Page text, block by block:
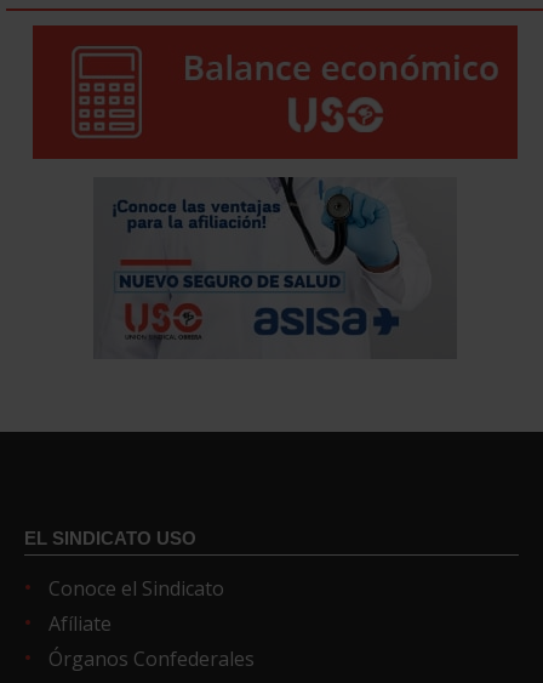
EL SINDICATO USO
Conoce el Sindicato
Afíliate
Órganos Confederales